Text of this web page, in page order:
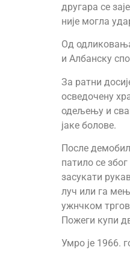
другара се
није могла
Од
и Албанску
За ратни
осведочену
одељењу и
јаке болове.
После
патило се
засукати
луч или га
ужнчком
Пожеги купи
Умро је 1966.